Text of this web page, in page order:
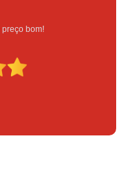
bom!